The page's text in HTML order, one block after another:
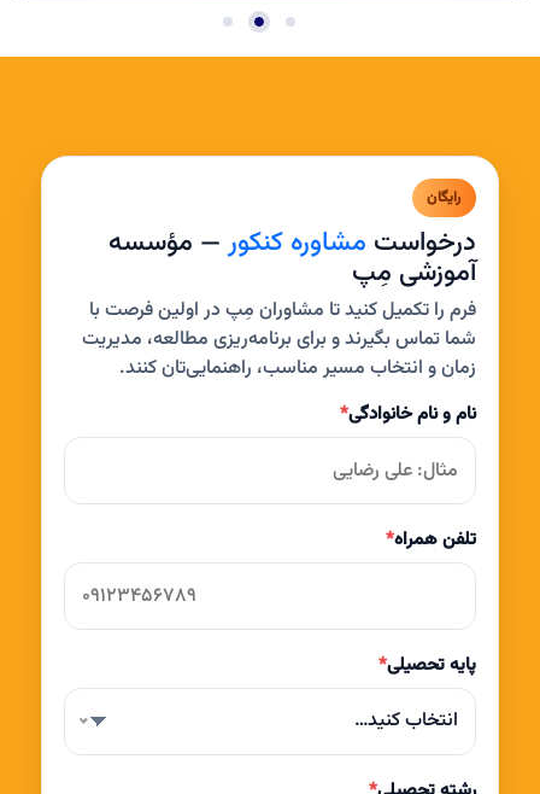
رایگان
درخواست مشاوره کنکور— مؤسسه
آموزشی مِپ
فرم را تکمیل کنید تا مشاوران مِپ در اولین فرصت با
شما تماس بگیرند و برای برنامه‌ریزی مطالعه، مدیریت
زمان و انتخاب مسیر مناسب، راهنمایی‌تان کنند.
نام و نام خانوادگی*
تلفن همراه*
پایه تحصیلی*
انتخاب کنید…